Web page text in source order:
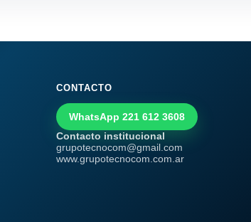
CONTACTO
WhatsApp 221 612 3608
Contacto institucional
grupotecnocom@gmail.com
www.grupotecnocom.com.ar